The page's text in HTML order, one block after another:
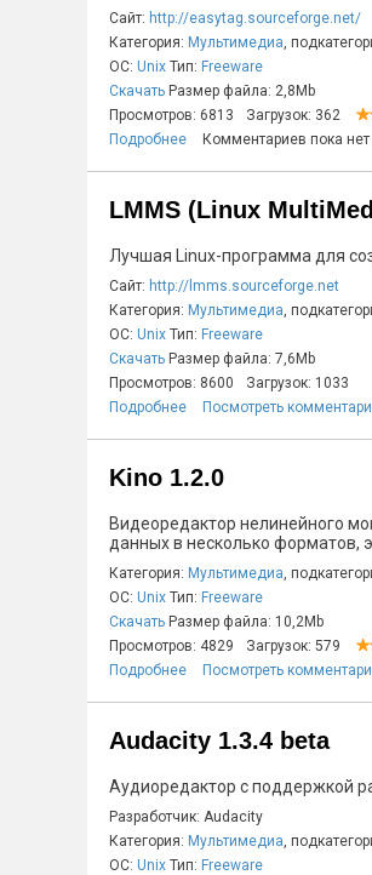
Сайт: http://easytag.sourceforge.net/
Категория: Мультимедиа,
ОС: Unix Тип: Freeware
Скачать Размер файла: 2,8Mb
Просмотров: 6813
Загрузок: 362
Подробнее
Комментариев пока нет
LMMS (Linux
Лучшая Linux-программа для
Сайт: http://lmms.sourceforge.net
Категория: Мультимедиа,
ОС: Unix Тип: Freeware
Скачать Размер файла: 7,6Mb
Просмотров: 8600
Загрузок: 1033
Подробнее
Посмотреть
Kino 1.2.0
Видеоредактор нелинейного
данных в несколько форматов,
Категория: Мультимедиа,
ОС: Unix Тип: Freeware
Скачать Размер файла: 10,2Mb
Просмотров: 4829
Загрузок: 579
Подробнее
Посмотреть
Audacity 1.3.4 beta
Аудиоредактор с поддержкой
Разработчик: Audacity
Категория: Мультимедиа,
ОС: Unix Тип: Freeware